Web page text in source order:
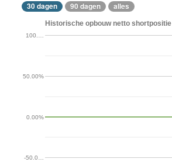
30 dagen 90 dagen alles
Historische opbouw netto
-50.0…
0.00%
50.00%
100.…